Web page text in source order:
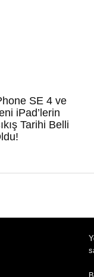
SE 4 ve
iPad’lerin
Tarihi Belli